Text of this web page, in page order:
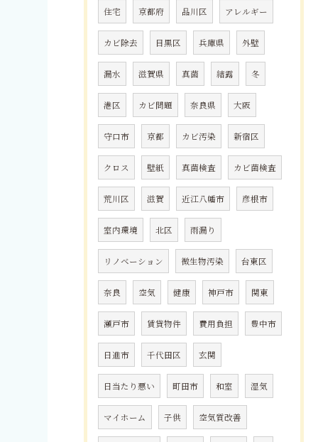
住宅 京都府 品川区 アレルギー
カビ除去 目黒区 兵庫県 外壁
漏水 滋賀県 真菌 結露 冬
港区 カビ問題 奈良県 大阪
守口市 京都 カビ汚染 新宿区
クロス 壁紙 真菌検査 カビ菌検査
荒川区 滋賀 近江八幡市 彦根市
室内環境 北区 雨漏り
リノベーション 微生物汚染 台東区
奈良 空気 健康 神戸市 関東
瀬戸市 賃貸物件 費用負担 豊中市
日進市 千代田区 玄関
日当たり悪い 町田市 和室 湿気
マイホーム 子供 空気質改善